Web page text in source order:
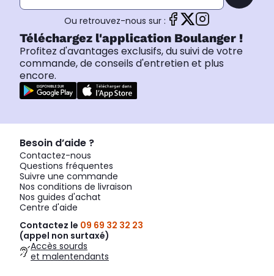
Ou retrouvez-nous sur :
Téléchargez l'application Boulanger !
Profitez d'avantages exclusifs, du suivi de votre
commande, de conseils d'entretien et plus
encore.
Besoin d’aide ?
Contactez-nous
Questions fréquentes
Suivre une commande
Nos conditions de livraison
Nos guides d'achat
Centre d'aide
Contactez le 09 69 32 32 23
(appel non surtaxé)
Accès sourds
et malentendants